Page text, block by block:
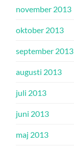
november 2013
oktober 2013
september 2013
augusti 2013
juli 2013
juni 2013
maj 2013